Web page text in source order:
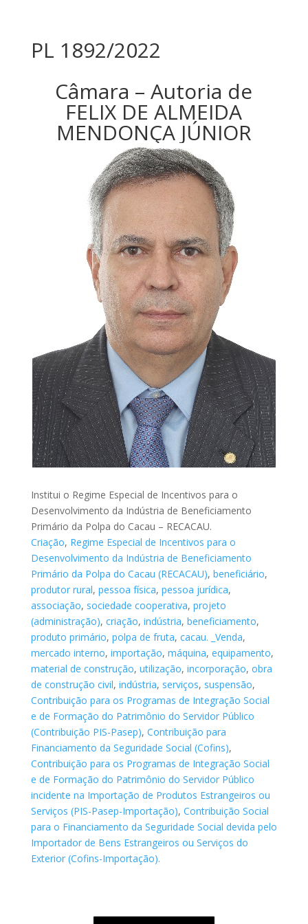
PL 1892/2022
Câmara – Autoria de
FELIX DE ALMEIDA
MENDONÇA JÚNIOR
Institui o Regime Especial de Incentivos para o
Desenvolvimento da Indústria de Beneficiamento
Primário da Polpa do Cacau – RECACAU.
Criação, Regime Especial de Incentivos para o
Desenvolvimento da Indústria de Beneficiamento
Primário da Polpa do Cacau (RECACAU), beneficiário,
produtor rural, pessoa física, pessoa jurídica,
associação, sociedade cooperativa, projeto
(administração), criação, indústria, beneficiamento,
produto primário, polpa de fruta, cacau. _Venda,
mercado interno, importação, máquina, equipamento,
material de construção, utilização, incorporação, obra
de construção civil, indústria, serviços, suspensão,
Contribuição para os Programas de Integração Social
e de Formação do Patrimônio do Servidor Público
(Contribuição PIS-Pasep), Contribuição para
Financiamento da Seguridade Social (Cofins),
Contribuição para os Programas de Integração Social
e de Formação do Patrimônio do Servidor Público
incidente na Importação de Produtos Estrangeiros ou
Serviços (PIS-Pasep-Importação), Contribuição Social
para o Financiamento da Seguridade Social devida pelo
Importador de Bens Estrangeiros ou Serviços do
Exterior (Cofins-Importação).